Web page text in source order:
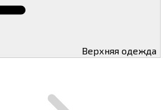
Верхняя одежда